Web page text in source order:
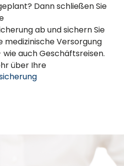
Dann schließen Sie
abund sichern Sie
medizinische Versorgung
auch Geschäftsreisen.
über Ihre